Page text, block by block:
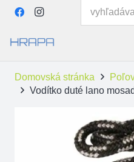
Domovská stránka
Vodítko duté lano